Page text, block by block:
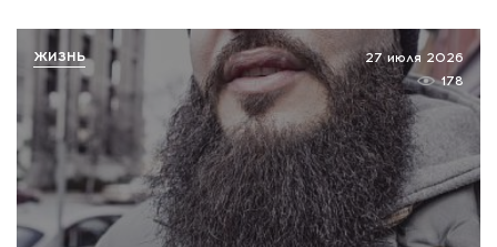
27 июля 2026
178
ЖИЗНЬ